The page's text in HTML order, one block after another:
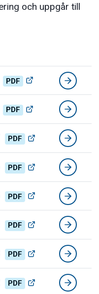
och uppgår till
PDF
PDF
PDF
PDF
PDF
PDF
PDF
PDF